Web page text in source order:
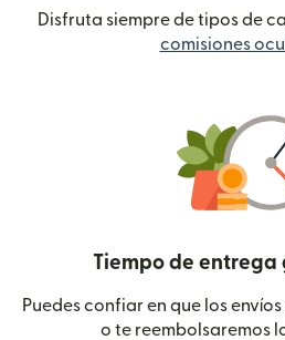
Disfruta siempre de tipos de
comisiones
Tiempo de
Puedes confiar en que los
o te reembolsaremos